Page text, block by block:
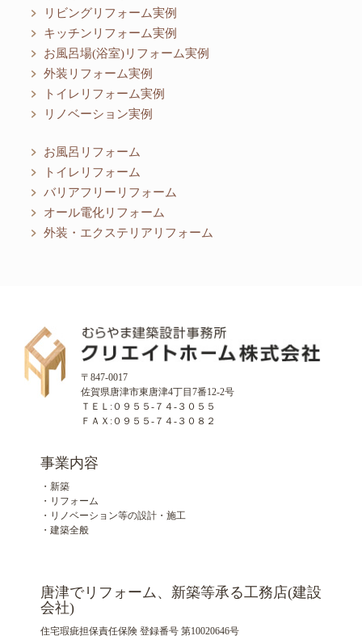
リビングリフォーム実例
キッチンリフォーム実例
お風呂場(浴室)リフォーム実例
外装リフォーム実例
トイレリフォーム実例
リノベーション実例
お風呂リフォーム
トイレリフォーム
バリアフリーリフォーム
オール電化リフォーム
外装・エクステリアリフォーム
〒847-0017
佐賀県唐津市東唐津4丁目7番12-2号
ＴＥＬ:０９５５-７４-３０５５
ＦＡＸ:０９５５-７４-３０８２
事業内容
・新築
・リフォーム
・リノベーション等の設計・施工
・建築全般
唐津でリフォーム、新築等承る工務店(建設
会社)
住宅瑕疵担保責任保険 登録番号 第10020646号